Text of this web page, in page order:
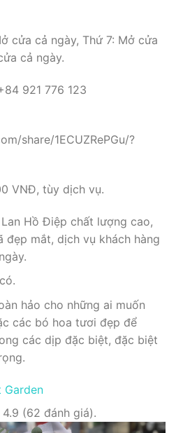
cửa cả ngày, Thứ 7: Mở cửa
cả ngày.
921 776 123
share/1ECUZRePGu/?
VNĐ, tùy dịch vụ.
Hồ Điệp chất lượng cao,
đẹp mắt, dịch vụ khách hàng
hảo cho những ai muốn
các bó hoa tươi đẹp để
các dịp đặc biệt, đặc biệt
Garden
4.9 (62 đánh giá).